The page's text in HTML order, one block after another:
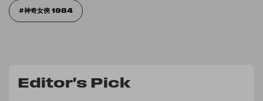
神奇女俠 1984
Editor's Pick